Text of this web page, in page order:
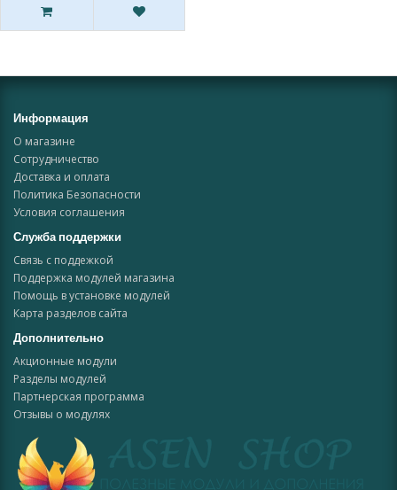
Информация
О магазине
Сотрудничество
Доставка и оплата
Политика Безопасности
Условия соглашения
Служба поддержки
Связь с поддежкой
Поддержка модулей магазина
Помощь в установке модулей
Карта разделов сайта
Дополнительно
Акционные модули
Разделы модулей
Партнерская программа
Отзывы о модулях